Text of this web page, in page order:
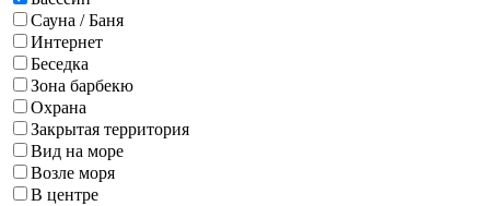
Сауна / Баня
Интернет
Беседка
Зона барбекю
Охрана
Закрытая территория
Вид на море
Возле моря
В центре